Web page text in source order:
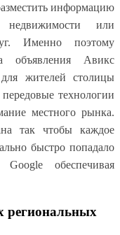
информацию
или
Именно поэтому
объявления Авикс
жителей столицы
технологии
местного рынка.
так чтобы каждое
быстро попадало
обеспечивая
региональных